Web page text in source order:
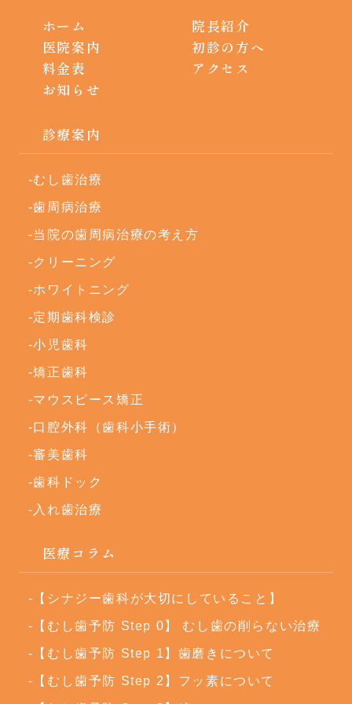
ホーム
院長紹介
医院案内
初診の方へ
料金表
アクセス
お知らせ
診療案内
むし歯治療
歯周病治療
当院の歯周病治療の考え方
クリーニング
ホワイトニング
定期歯科検診
小児歯科
矯正歯科
マウスピース矯正
口腔外科（歯科小手術）
審美歯科
歯科ドック
入れ歯治療
医療コラム
【シナジー歯科が大切にしていること】
【むし歯予防 Step 0】 むし歯の削らない治療
【むし歯予防 Step 1】歯磨きについて
【むし歯予防 Step 2】フッ素について